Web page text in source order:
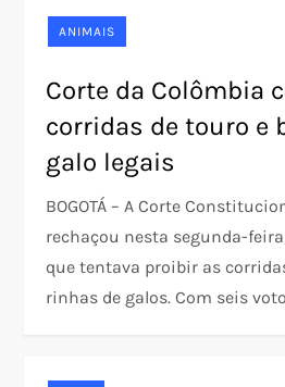
ANIMAIS
Corte da Colômbia
corridas de touro e
galo legais
BOGOTÁ – A Corte
rechaçou nesta segunda-
que tentava proibir as
rinhas de galos. Com seis